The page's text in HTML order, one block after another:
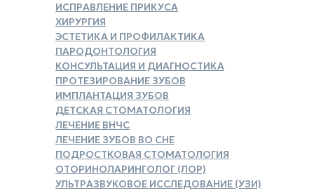
ИСПРАВЛЕНИЕ ПРИКУСА
ХИРУРГИЯ
ЭСТЕТИКА И ПРОФИЛАКТИКА
ПАРОДОНТОЛОГИЯ
КОНСУЛЬТАЦИЯ И ДИАГНОСТИКА
ПРОТЕЗИРОВАНИЕ ЗУБОВ
ИМПЛАНТАЦИЯ ЗУБОВ
ДЕТСКАЯ СТОМАТОЛОГИЯ
ЛЕЧЕНИЕ ВНЧС
ЛЕЧЕНИЕ ЗУБОВ ВО СНЕ
ПОДРОСТКОВАЯ СТОМАТОЛОГИЯ
ОТОРИНОЛАРИНГОЛОГ (ЛОР)
УЛЬТРАЗВУКОВОЕ ИССЛЕДОВАНИЕ (УЗИ)